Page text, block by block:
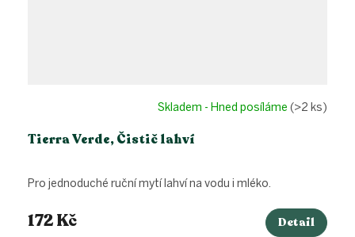
Tierra Verde, Čistič lahví
Skladem - Hned posíláme (>2 ks)
172 Kč Detail
Pro jednoduché ruční mytí lahví na vodu i mléko.